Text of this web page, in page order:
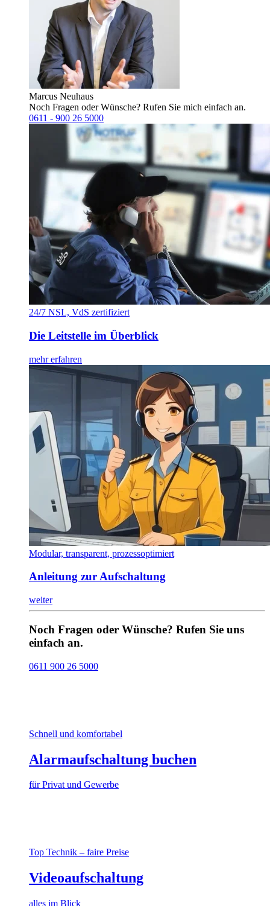
Marcus Neuhaus
Noch Fragen oder Wünsche? Rufen Sie mich einfach an.
0611 - 900 26 5000
24/7 NSL, VdS zertifiziert
Die Leitstelle im Überblick
mehr erfahren
Modular, transparent, prozessoptimiert
Anleitung zur Aufschaltung
weiter
Noch Fragen oder Wünsche? Rufen Sie uns
einfach an.
0611 900 26 5000
Schnell und komfortabel
Alarmaufschaltung buchen
für Privat und Gewerbe
Top Technik – faire Preise
Videoaufschaltung
alles im Blick